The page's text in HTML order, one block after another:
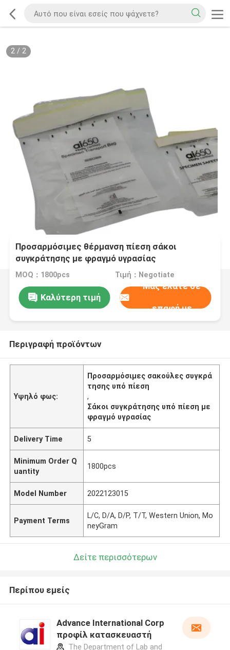
2/ 2
Προσαρμόσιμες θέρμανση πίεση σάκοι
συγκράτησης με φραγμό υγρασίας
MOQ：1800pcs Τιμή：Negotiate
Καλύτερη τιμή
Μας ελάτε σε
επαφή με
Περιγραφή προϊόντων
Υψηλό φως:
Προσαρμόσιμες σακούλες συγκρά
τησης υπό πίεση
,
Σάκοι συγκράτησης υπό πίεση με
φραγμό υγρασίας
Delivery Time 5
Minimum Order Q
uantity
1800pcs
Model Number 2022123015
Payment Terms
L/C, D/A, D/P, T/T, Western Union, Mo
neyGram
Δείτε περισσότερων
Περίπου εμείς
Advance International Corp
προφίλ κατασκευαστή
The Department of Lab and